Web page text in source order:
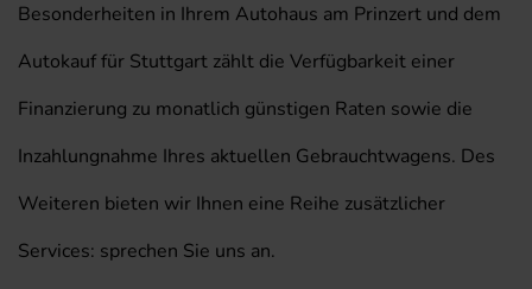
Besonderheiten in Ihrem Autohaus am Prinzert und dem
Autokauf für Stuttgart zählt die Verfügbarkeit einer
Finanzierung zu monatlich günstigen Raten sowie die
Inzahlungnahme Ihres aktuellen Gebrauchtwagens. Des
Weiteren bieten wir Ihnen eine Reihe zusätzlicher
Services: sprechen Sie uns an.